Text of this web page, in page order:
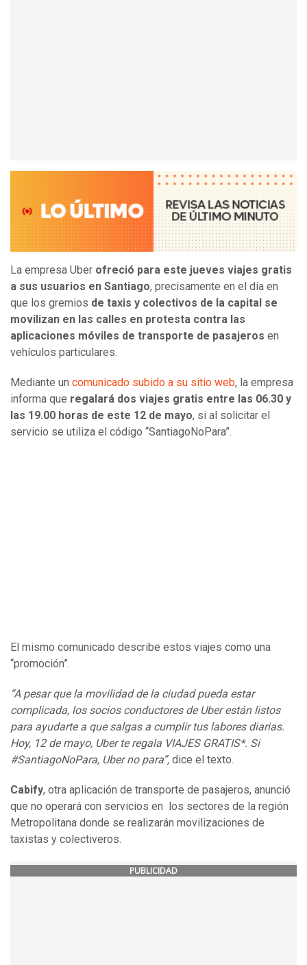
La empresa Uber ofreció para este jueves viajes gratis
a sus usuarios en Santiago, precisamente en el día en
que los gremios de taxis y colectivos de la capital se
movilizan en las calles en protesta contra las
aplicaciones móviles de transporte de pasajeros en
vehículos particulares.
Mediante un comunicado subido a su sitio web, la empresa
informa que regalará dos viajes gratis entre las 06.30 y
las 19.00 horas de este 12 de mayo, si al solicitar el
servicio se utiliza el código “SantiagoNoPara”.
El mismo comunicado describe estos viajes como una
“promoción”.
“A pesar que la movilidad de la ciudad pueda estar
complicada, los socios conductores de Uber están listos
para ayudarte a que salgas a cumplir tus labores diarias.
Hoy, 12 de mayo, Uber te regala VIAJES GRATIS*. Si
#SantiagoNoPara, Uber no para”, dice el texto.
Cabify, otra aplicación de transporte de pasajeros, anunció
que no operará con servicios en los sectores de la región
Metropolitana donde se realizarán movilizaciones de
taxistas y colectiveros.
PUBLICIDAD